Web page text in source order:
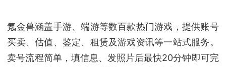
氪金兽涵盖手游、端游等数百款热门游戏，提供账号
买卖、估值、鉴定、租赁及游戏资讯等一站式服务。
卖号流程简单，填信息、发照片后最快20分钟即可完